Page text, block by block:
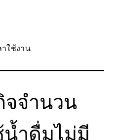
ใช้งาน
จจำนวน
น้ำดื่มไม่มี